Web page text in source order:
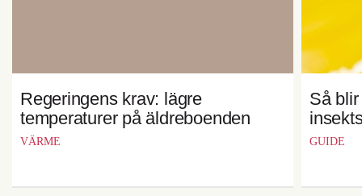
Regeringens krav: lägre
temperaturer på äldreboenden
VÄRME
Så
GUIDE